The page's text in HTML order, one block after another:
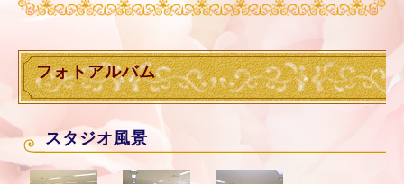
フォトアルバム
スタジオ風景